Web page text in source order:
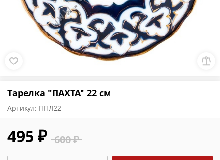
Тарелка "ПАХТА" 22 см
Артикул: ППЛ22
600 ₽
495 ₽